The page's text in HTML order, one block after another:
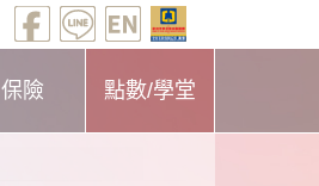
保險 點數/學堂